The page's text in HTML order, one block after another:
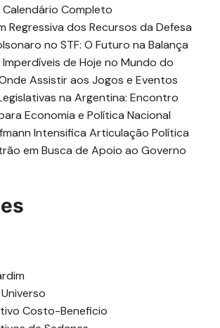
Completo
Regressiva dos Recursos da Defesa
no STF: O Futuro na Balança
de Hoje no Mundo do
Assistir aos Jogos e Eventos
na Argentina: Encontro
Economia e Política Nacional
Intensifica Articulação Política
em Busca de Apoio ao Governo
Costo-Beneficio